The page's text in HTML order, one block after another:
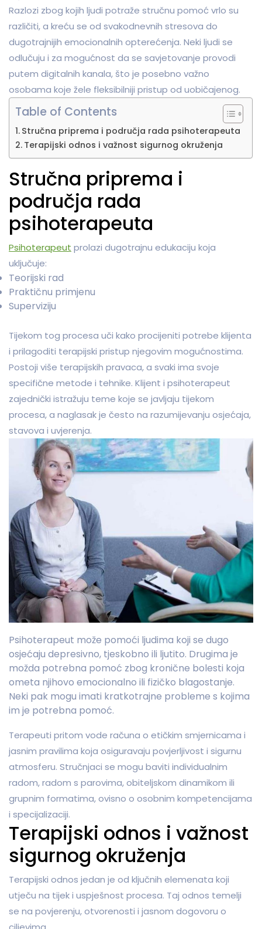
Razlozi zbog kojih ljudi potraže stručnu pomoć vrlo su
različiti, a kreću se od svakodnevnih stresova do
dugotrajnijih emocionalnih opterećenja. Neki ljudi se
odlučuju i za mogućnost da se savjetovanje provodi
putem digitalnih kanala, što je posebno važno
osobama koje žele fleksibilniji pristup od uobičajenog.
Table of Contents
Stručna priprema i područja rada psihoterapeuta
Terapijski odnos i važnost sigurnog okruženja
Stručna priprema i
područja rada
psihoterapeuta
Psihoterapeut prolazi dugotrajnu edukaciju koja
uključuje:
Teorijski rad
Praktičnu primjenu
Superviziju
Tijekom tog procesa uči kako procijeniti potrebe klijenta
i prilagoditi terapijski pristup njegovim mogućnostima.
Postoji više terapijskih pravaca, a svaki ima svoje
specifične metode i tehnike. Klijent i psihoterapeut
zajednički istražuju teme koje se javljaju tijekom
procesa, a naglasak je često na razumijevanju osjećaja,
stavova i uvjerenja.
Psihoterapeut može pomoći ljudima koji se dugo
osjećaju depresivno, tjeskobno ili ljutito. Drugima je
možda potrebna pomoć zbog kronične bolesti koja
ometa njihovo emocionalno ili fizičko blagostanje.
Neki pak mogu imati kratkotrajne probleme s kojima
im je potrebna pomoć.
Terapeuti pritom vode računa o etičkim smjernicama i
jasnim pravilima koja osiguravaju povjerljivost i sigurnu
atmosferu. Stručnjaci se mogu baviti individualnim
radom, radom s parovima, obiteljskom dinamikom ili
grupnim formatima, ovisno o osobnim kompetencijama
i specijalizaciji.
Terapijski odnos i važnost
sigurnog okruženja
Terapijski odnos jedan je od ključnih elemenata koji
utječu na tijek i uspješnost procesa. Taj odnos temelji
se na povjerenju, otvorenosti i jasnom dogovoru o